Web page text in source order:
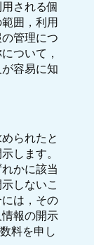
される個
囲，利用
管理につ
ついて，
容易に知
られたと
します。
かに該当
しないこ
は，その
報の開示
料を申し